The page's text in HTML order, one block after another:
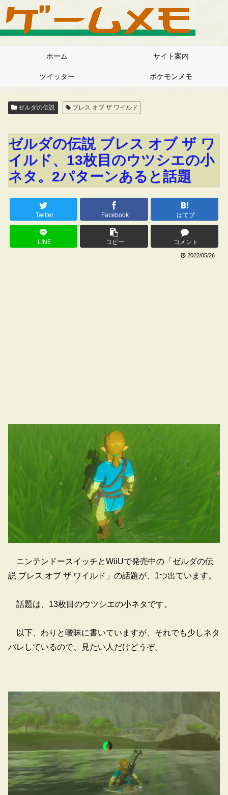
ホーム サイト案内
ツイッター ポケモンメモ
ゼルダの伝説 ブレス オブ ザ ワイルド
ゼルダの伝説 ブレス オブ ザ ワ
イルド、13枚目のウツシエの小
ネタ。2パターンあると話題
Twitter Facebook はてブ
LINE コピー コメント
2022/05/26
ニンテンドースイッチとWiiUで発売中の「ゼルダの伝
説 ブレス オブ ザ ワイルド」の話題が、1つ出ています。
話題は、13枚目のウツシエの小ネタです。
以下、わりと曖昧に書いていますが、それでも少しネタ
バレしているので、見たい人だけどうぞ。